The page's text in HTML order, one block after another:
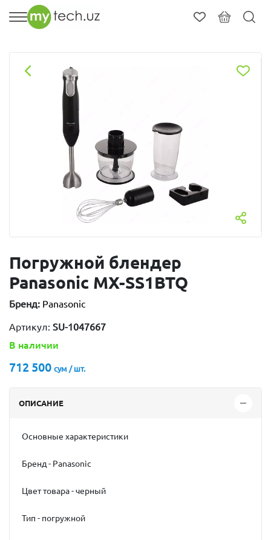
Погружной блендер
Panasonic MX-SS1BTQ
Бренд: Panasonic
Артикул: SU-1047667
В наличии
712 500 сум / шт.
ОПИСАНИЕ
Основные характеристики
Бренд - Panasonic
Цвет товара - черный
Тип - погружной